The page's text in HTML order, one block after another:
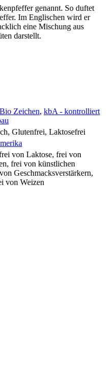
genannt. So duftet
Im Englischen wird er
eine Mischung aus
darstellt.
Zeichen, kbA - kontrolliert
Glutenfrei, Laktosefrei
von Laktose, frei von
frei von künstlichen
Geschmacksverstärkern,
von Weizen